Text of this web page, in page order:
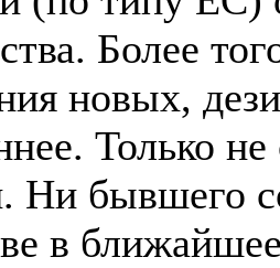
Более
новых,
Только
Ни бывшего
в